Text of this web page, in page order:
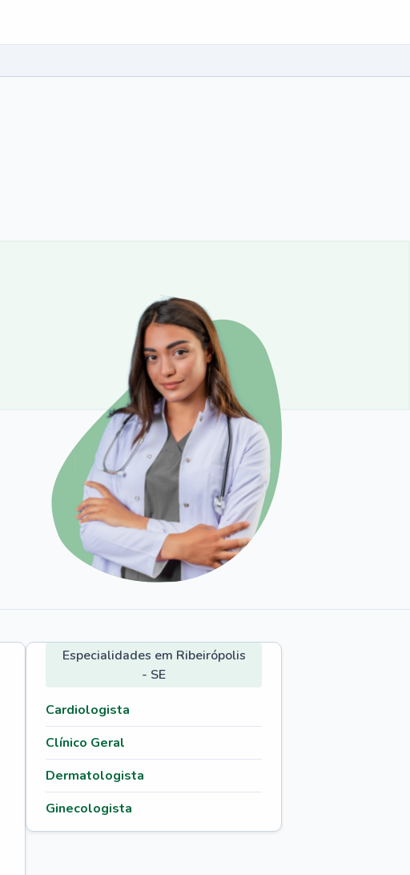
Especialidades em Ribeirópolis
- SE
Cardiologista
Clínico Geral
Dermatologista
Ginecologista